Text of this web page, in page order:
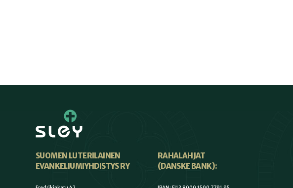
SUOMEN LUTERILAINEN
EVANKELIUMIYHDISTYS RY
RAHALAHJAT
(DANSKE BANK):